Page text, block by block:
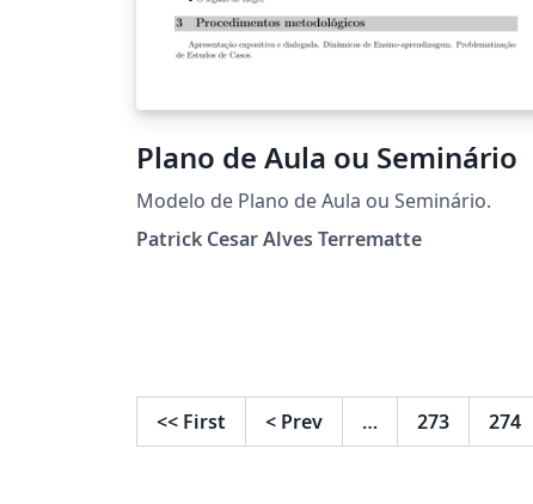
Plano de Aula ou Seminário
Modelo de Plano de Aula ou Seminário.
Patrick Cesar Alves Terrematte
<< First < Prev … 273 274